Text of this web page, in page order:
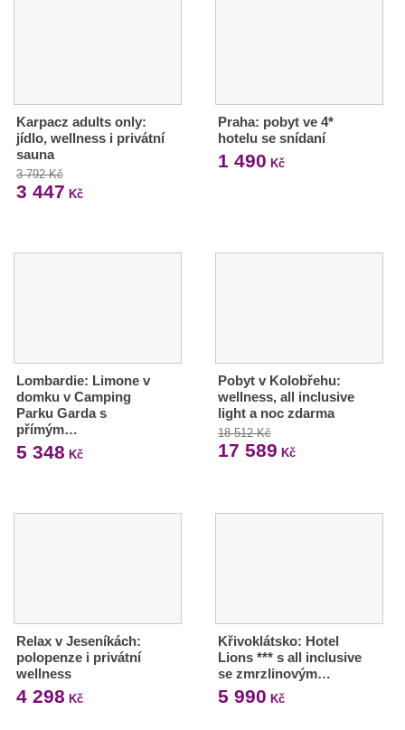
Karpacz adults only:
jídlo, wellness i privátní
sauna
3 792 Kč
3 447 Kč
Praha: pobyt ve 4*
hotelu se snídaní
1 490 Kč
Lombardie: Limone v
domku v Camping
Parku Garda s
přímým…
5 348 Kč
Pobyt v Kolobřehu:
wellness, all inclusive
light a noc zdarma
18 512 Kč
17 589 Kč
Relax v Jeseníkách:
polopenze i privátní
wellness
4 298 Kč
Křivoklátsko: Hotel
Lions *** s all inclusive
se zmrzlinovým…
5 990 Kč